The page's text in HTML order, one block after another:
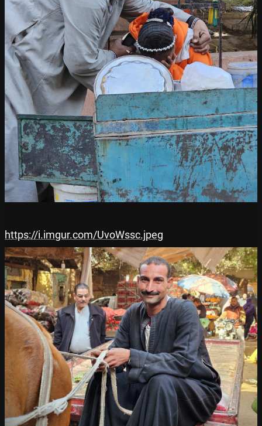
https://i.imgur.com/UvoWssc.jpeg